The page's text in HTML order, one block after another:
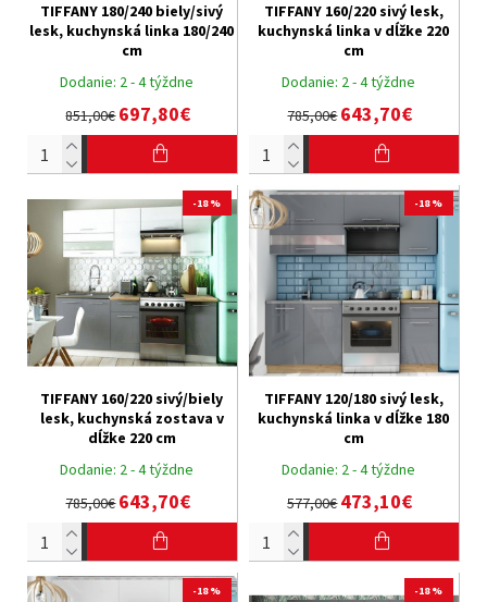
Dodanie: 2 - 4 týždne
TIFFANY 180/240 biely/sivý
lesk, kuchynská linka 180/240
cm
851,00€697,80€
Dodanie: 2 - 4 týždne
TIFFANY 160/220 sivý lesk,
kuchynská linka v dĺžke 220
cm
785,00€643,70€
-18 %
Dodanie: 2 - 4 týždne
TIFFANY 160/220 sivý/biely
lesk, kuchynská zostava v
dĺžke 220 cm
785,00€643,70€
-18 %
Dodanie: 2 - 4 týždne
TIFFANY 120/180 sivý lesk,
kuchynská linka v dĺžke 180
cm
577,00€473,10€
-18 % -18 %